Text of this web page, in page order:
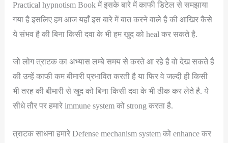
Practical hypnotism Book में इसके बारे में काफी डिटेल से समझाया
गया है इसलिए हम आज यहाँ इस बारे में बात करने वाले है की आखिर कैसे
ये संभव है की बिना किसी दवा के भी हम खुद को heal कर सकते है.
जो लोग त्राटक का अभ्यास लम्बे समय से करते आ रहे है वो देख सकते है
की उन्हें काफी कम बीमारी प्रभावित करती है या फिर वे जल्दी ही किसी
भी तरह की बीमारी से खुद को बिना किसी दवा के भी ठीक कर लेते है. ये
सीधे तौर पर हमारे immune system को strong करता है.
त्राटक साधना हमारे Defense mechanism system को enhance कर